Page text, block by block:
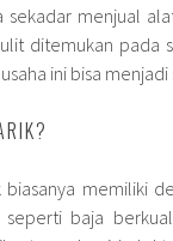
sekadar menjual
ditemukan
ini bisa
memiliki
seperti baja